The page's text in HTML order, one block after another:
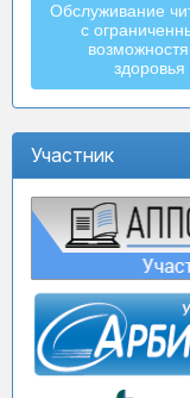
Обслуживание
с
здоровья
Участник